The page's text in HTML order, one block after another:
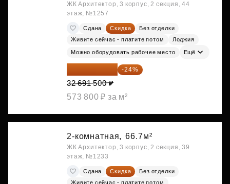
ЖК Архитектор, 3 корпус, 2 секция, 44
этаж, №1257
Сдана Скидка
Без отделки
Живите сейчас - платите потом
Лоджия
Можно оборудовать рабочее место Ещё
24 845 540 ₽ -24%
32 691 500 ₽
573 800 ₽ за м²
2-комнатная, 66.7м²
ЖК Архитектор, 3 корпус, 2 секция, 39
этаж, №1233
Сдана Скидка
Без отделки
Живите сейчас - платите потом